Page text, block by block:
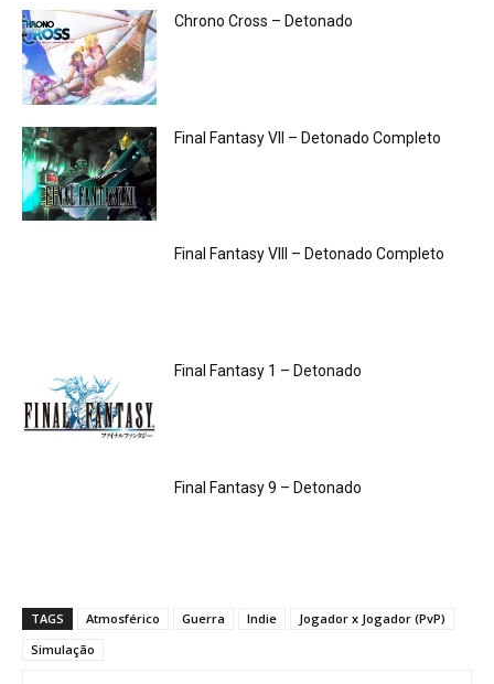
Chrono Cross – Detonado
Final Fantasy VII – Detonado Completo
Final Fantasy VIII – Detonado Completo
Final Fantasy 1 – Detonado
Final Fantasy 9 – Detonado
TAGS Atmosférico Guerra Indie
Jogador x Jogador (PvP)
Simulação